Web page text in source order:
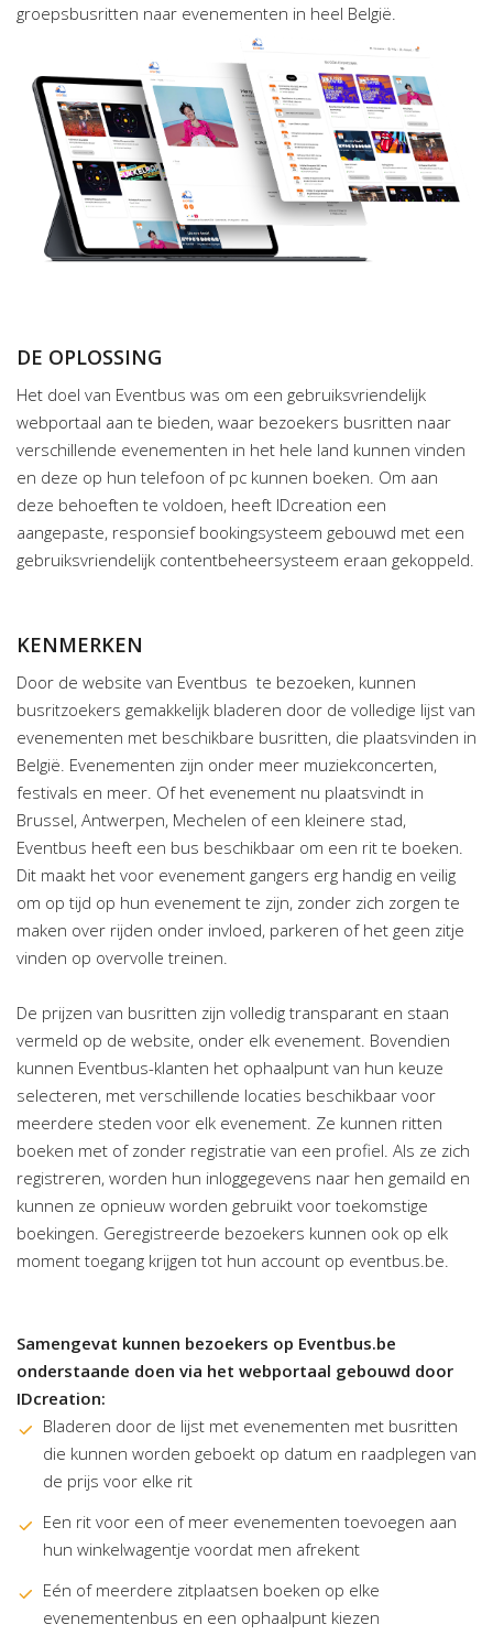
groepsbusritten naar evenementen in heel België.
DE OPLOSSING
Het doel van Eventbus was om een gebruiksvriendelijk
webportaal aan te bieden, waar bezoekers busritten naar
verschillende evenementen in het hele land kunnen vinden
en deze op hun telefoon of pc kunnen boeken. Om aan
deze behoeften te voldoen, heeft IDcreation een
aangepaste, responsief bookingsysteem gebouwd met een
gebruiksvriendelijk contentbeheersysteem eraan gekoppeld.
KENMERKEN
Door de website van Eventbus te bezoeken, kunnen
busritzoekers gemakkelijk bladeren door de volledige lijst van
evenementen met beschikbare busritten, die plaatsvinden in
België. Evenementen zijn onder meer muziekconcerten,
festivals en meer. Of het evenement nu plaatsvindt in
Brussel, Antwerpen, Mechelen of een kleinere stad,
Eventbus heeft een bus beschikbaar om een rit te boeken.
Dit maakt het voor evenement gangers erg handig en veilig
om op tijd op hun evenement te zijn, zonder zich zorgen te
maken over rijden onder invloed, parkeren of het geen zitje
vinden op overvolle treinen.
De prijzen van busritten zijn volledig transparant en staan
vermeld op de website, onder elk evenement. Bovendien
kunnen Eventbus-klanten het ophaalpunt van hun keuze
selecteren, met verschillende locaties beschikbaar voor
meerdere steden voor elk evenement. Ze kunnen ritten
boeken met of zonder registratie van een profiel. Als ze zich
registreren, worden hun inloggegevens naar hen gemaild en
kunnen ze opnieuw worden gebruikt voor toekomstige
boekingen. Geregistreerde bezoekers kunnen ook op elk
moment toegang krijgen tot hun account op eventbus.be.
Samengevat kunnen bezoekers op Eventbus.be
onderstaande doen via het webportaal gebouwd door
IDcreation:
Bladeren door de lijst met evenementen met busritten
die kunnen worden geboekt op datum en raadplegen van
de prijs voor elke rit
Een rit voor een of meer evenementen toevoegen aan
hun winkelwagentje voordat men afrekent
Eén of meerdere zitplaatsen boeken op elke
evenementenbus en een ophaalpunt kiezen